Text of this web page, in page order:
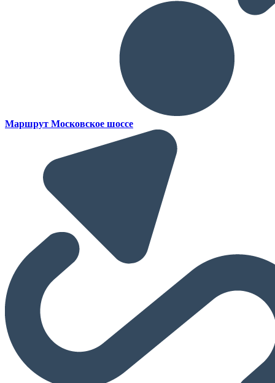
Маршрут Московское шоссе